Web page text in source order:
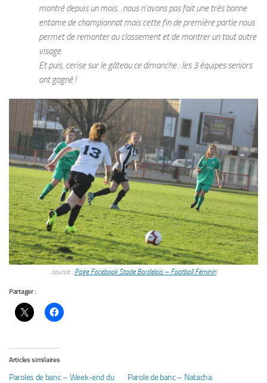
montré depuis un mois…nous n’avons pas fait une très bonne
entame de championnat mais cette fin de première partie nous
permet de remonter au classement et de montrer un tout autre
visage.
Et puis, cerise sur le gâteau ce dimanche : les 3 équipes seniors
ont gagné !
source : Page Facebook Stade Bordelais – Football Féminin
Partager :
Articles similaires
Paroles de banc – Week-end du
Parole de banc – Natacha